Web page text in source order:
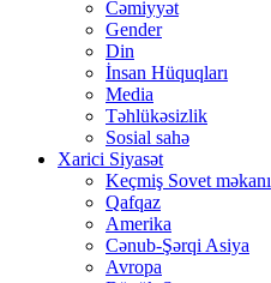
Cəmiyyət
Gender
Din
İnsan Hüquqları
Media
Təhlükəsizlik
Sosial sahə
Xarici Siyasət
Keçmiş Sovet məkanı
Qafqaz
Amerika
Cənub-Şərqi Asiya
Avropa